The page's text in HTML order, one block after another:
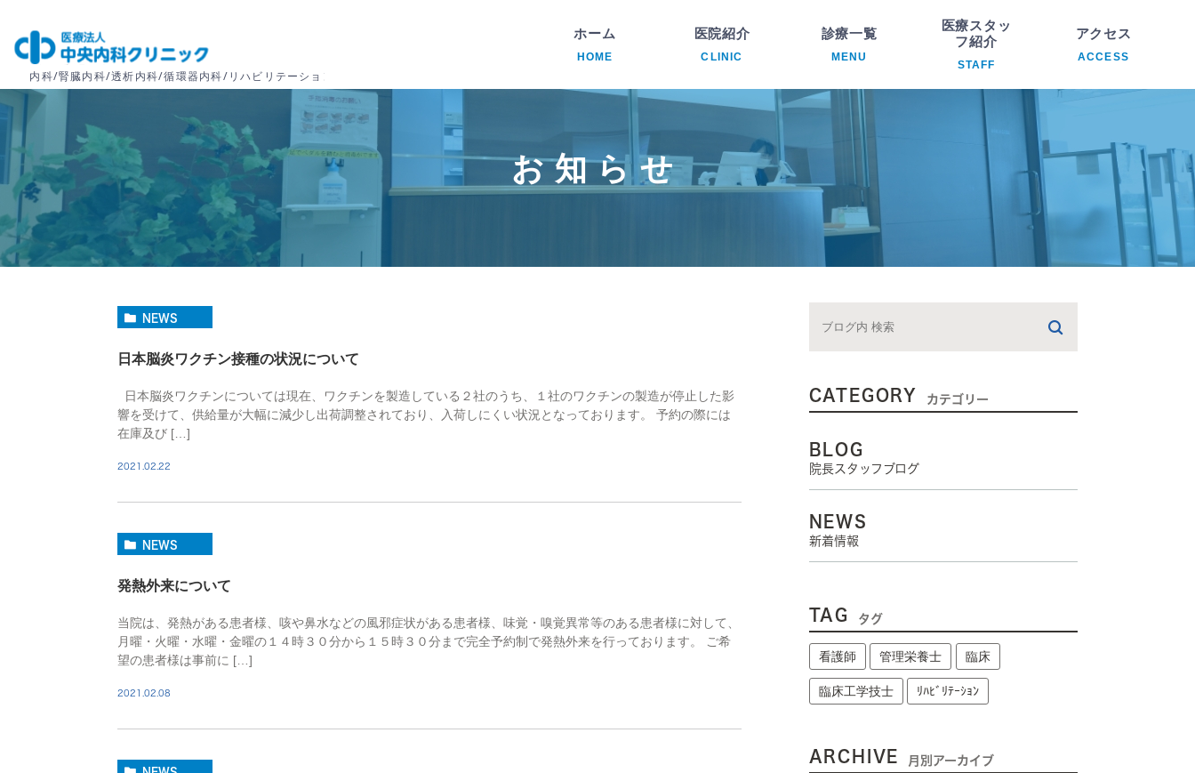
ホーム
HOME
医院紹介
CLINIC
診療一覧
MENU
内科
透析内科
腎臓内科
循環器内科
リハビリテーション科
医療スタッ
フ紹介
STAFF
医療スタッフ紹介
アクセス
ACCESS
お知らせ
NEWS
日本脳炎ワクチン接種の状況について
日本脳炎ワクチンについては現在、ワクチンを製造している２社のうち、１社のワクチンの製造が停止した影
響を受けて、供給量が大幅に減少し出荷調整されており、入荷しにくい状況となっております。 予約の際には
在庫及び […]
2021.02.22
NEWS
発熱外来について
当院は、発熱がある患者様、咳や鼻水などの風邪症状がある患者様、味覚・嗅覚異常等のある患者様に対して、
月曜・火曜・水曜・金曜の１４時３０分から１５時３０分まで完全予約制で発熱外来を行っております。 ご希
望の患者様は事前に […]
2021.02.08
CATEGORY カテゴリー
BLOG
院長スタッフブログ
NEWS
新着情報
TAG タグ
看護師 管理栄養士 臨床
臨床工学技士 ﾘﾊﾋﾞﾘﾃｰｼｮﾝ
ARCHIVE 月別アーカイブ